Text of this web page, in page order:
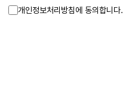
개인정보처리방침에 동의합니다.